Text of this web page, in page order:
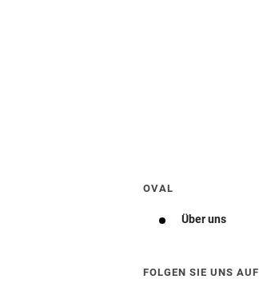
OVAL
Über uns
FOLGEN SIE UNS AUF